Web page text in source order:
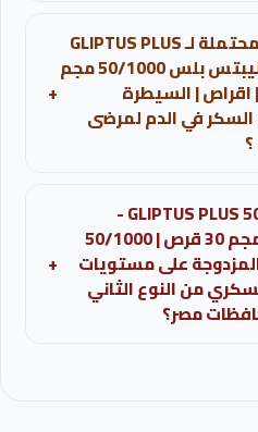
الإنسولين تحت إشراف طبي
❓ ما هي الآثار الجانبية المحتملة لـ GLIPTUS PLUS
50/1000 MG 30 TAB - جليبتس بلس 50/1000 مجم
1000 مجم | اقراص | السيطرة
في الدم لمرضى
+
❓ هل GLIPTUS PLUS 50/1000 MG 30 TAB -
جليبتس بلس 50/1000 مجم 30 قرص | 50/1000
على مستويات
من النوع الثاني
مصر؟
+